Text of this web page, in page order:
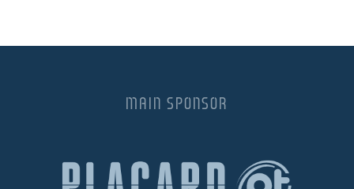
MAIN SPONSOR